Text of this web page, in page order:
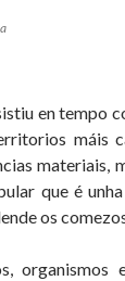
en tempo
máis
materiais,
que é
os